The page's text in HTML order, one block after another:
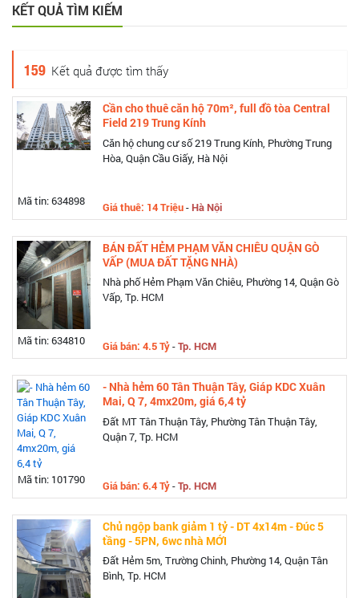
KẾT QUẢ TÌM KIẾM
159 Kết quả được tìm thấy
Mã tin: 634898
Cần cho thuê căn hộ 70m², full đồ tòa Central
Field 219 Trung Kính
Căn hộ chung cư số 219 Trung Kính, Phường Trung
Hòa, Quận Cầu Giấy, Hà Nội
Giá thuê: 14 Triệu-Hà Nội
Mã tin: 634810
BÁN ĐẤT HẺM PHẠM VĂN CHIÊU QUẬN GÒ
VẤP (MUA ĐẤT TẶNG NHÀ)
Nhà phố Hẻm Phạm Văn Chiêu, Phường 14, Quận Gò
Vấp, Tp. HCM
Giá bán: 4.5 Tỷ-Tp. HCM
Mã tin: 101790
- Nhà hẻm 60 Tân Thuận Tây, Giáp KDC Xuân
Mai, Q 7, 4mx20m, giá 6,4 tỷ
Đất MT Tân Thuận Tây, Phường Tân Thuận Tây,
Quận 7, Tp. HCM
Giá bán: 6.4 Tỷ-Tp. HCM
Chủ ngộp bank giảm 1 tỷ - DT 4x14m - Đúc 5
tầng - 5PN, 6wc nhà MỚI
Đất Hẻm 5m, Trường Chinh, Phường 14, Quận Tân
Bình, Tp. HCM